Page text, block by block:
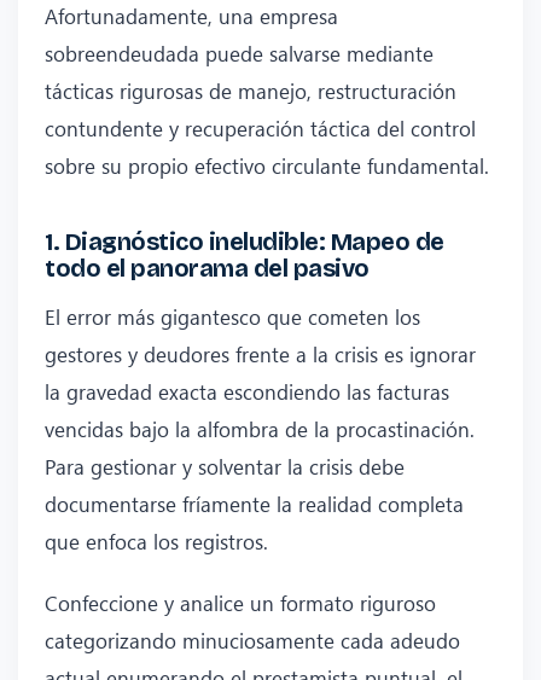
Afortunadamente, una empresa
sobreendeudada puede salvarse mediante
tácticas rigurosas de manejo, restructuración
contundente y recuperación táctica del control
sobre su propio efectivo circulante fundamental.
1. Diagnóstico ineludible: Mapeo de
todo el panorama del pasivo
El error más gigantesco que cometen los
gestores y deudores frente a la crisis es ignorar
la gravedad exacta escondiendo las facturas
vencidas bajo la alfombra de la procastinación.
Para gestionar y solventar la crisis debe
documentarse fríamente la realidad completa
que enfoca los registros.
Confeccione y analice un formato riguroso
categorizando minuciosamente cada adeudo